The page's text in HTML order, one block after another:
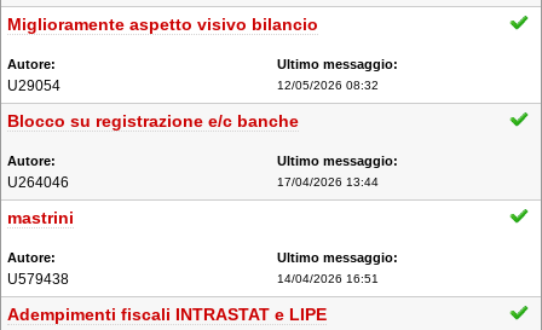
Miglioramente aspetto visivo bilancio
U29054 12/05/2026 08:32
Blocco su registrazione e/c banche
U264046 17/04/2026 13:44
mastrini
U579438 14/04/2026 16:51
Adempimenti fiscali INTRASTAT e LIPE